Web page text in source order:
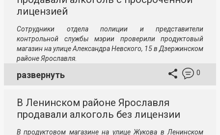
лицензией
Сотрудники отдела полиции и представители
контрольной службы мэрии проверили продуктовый
магазин на улице Александра Невского, 15 в Дзержинском
районе Ярославля.
развернуть 0
В Ленинском районе Ярославля
продавали алкоголь без лицензии
В продуктовом магазине на улице Жукова в Ленинском